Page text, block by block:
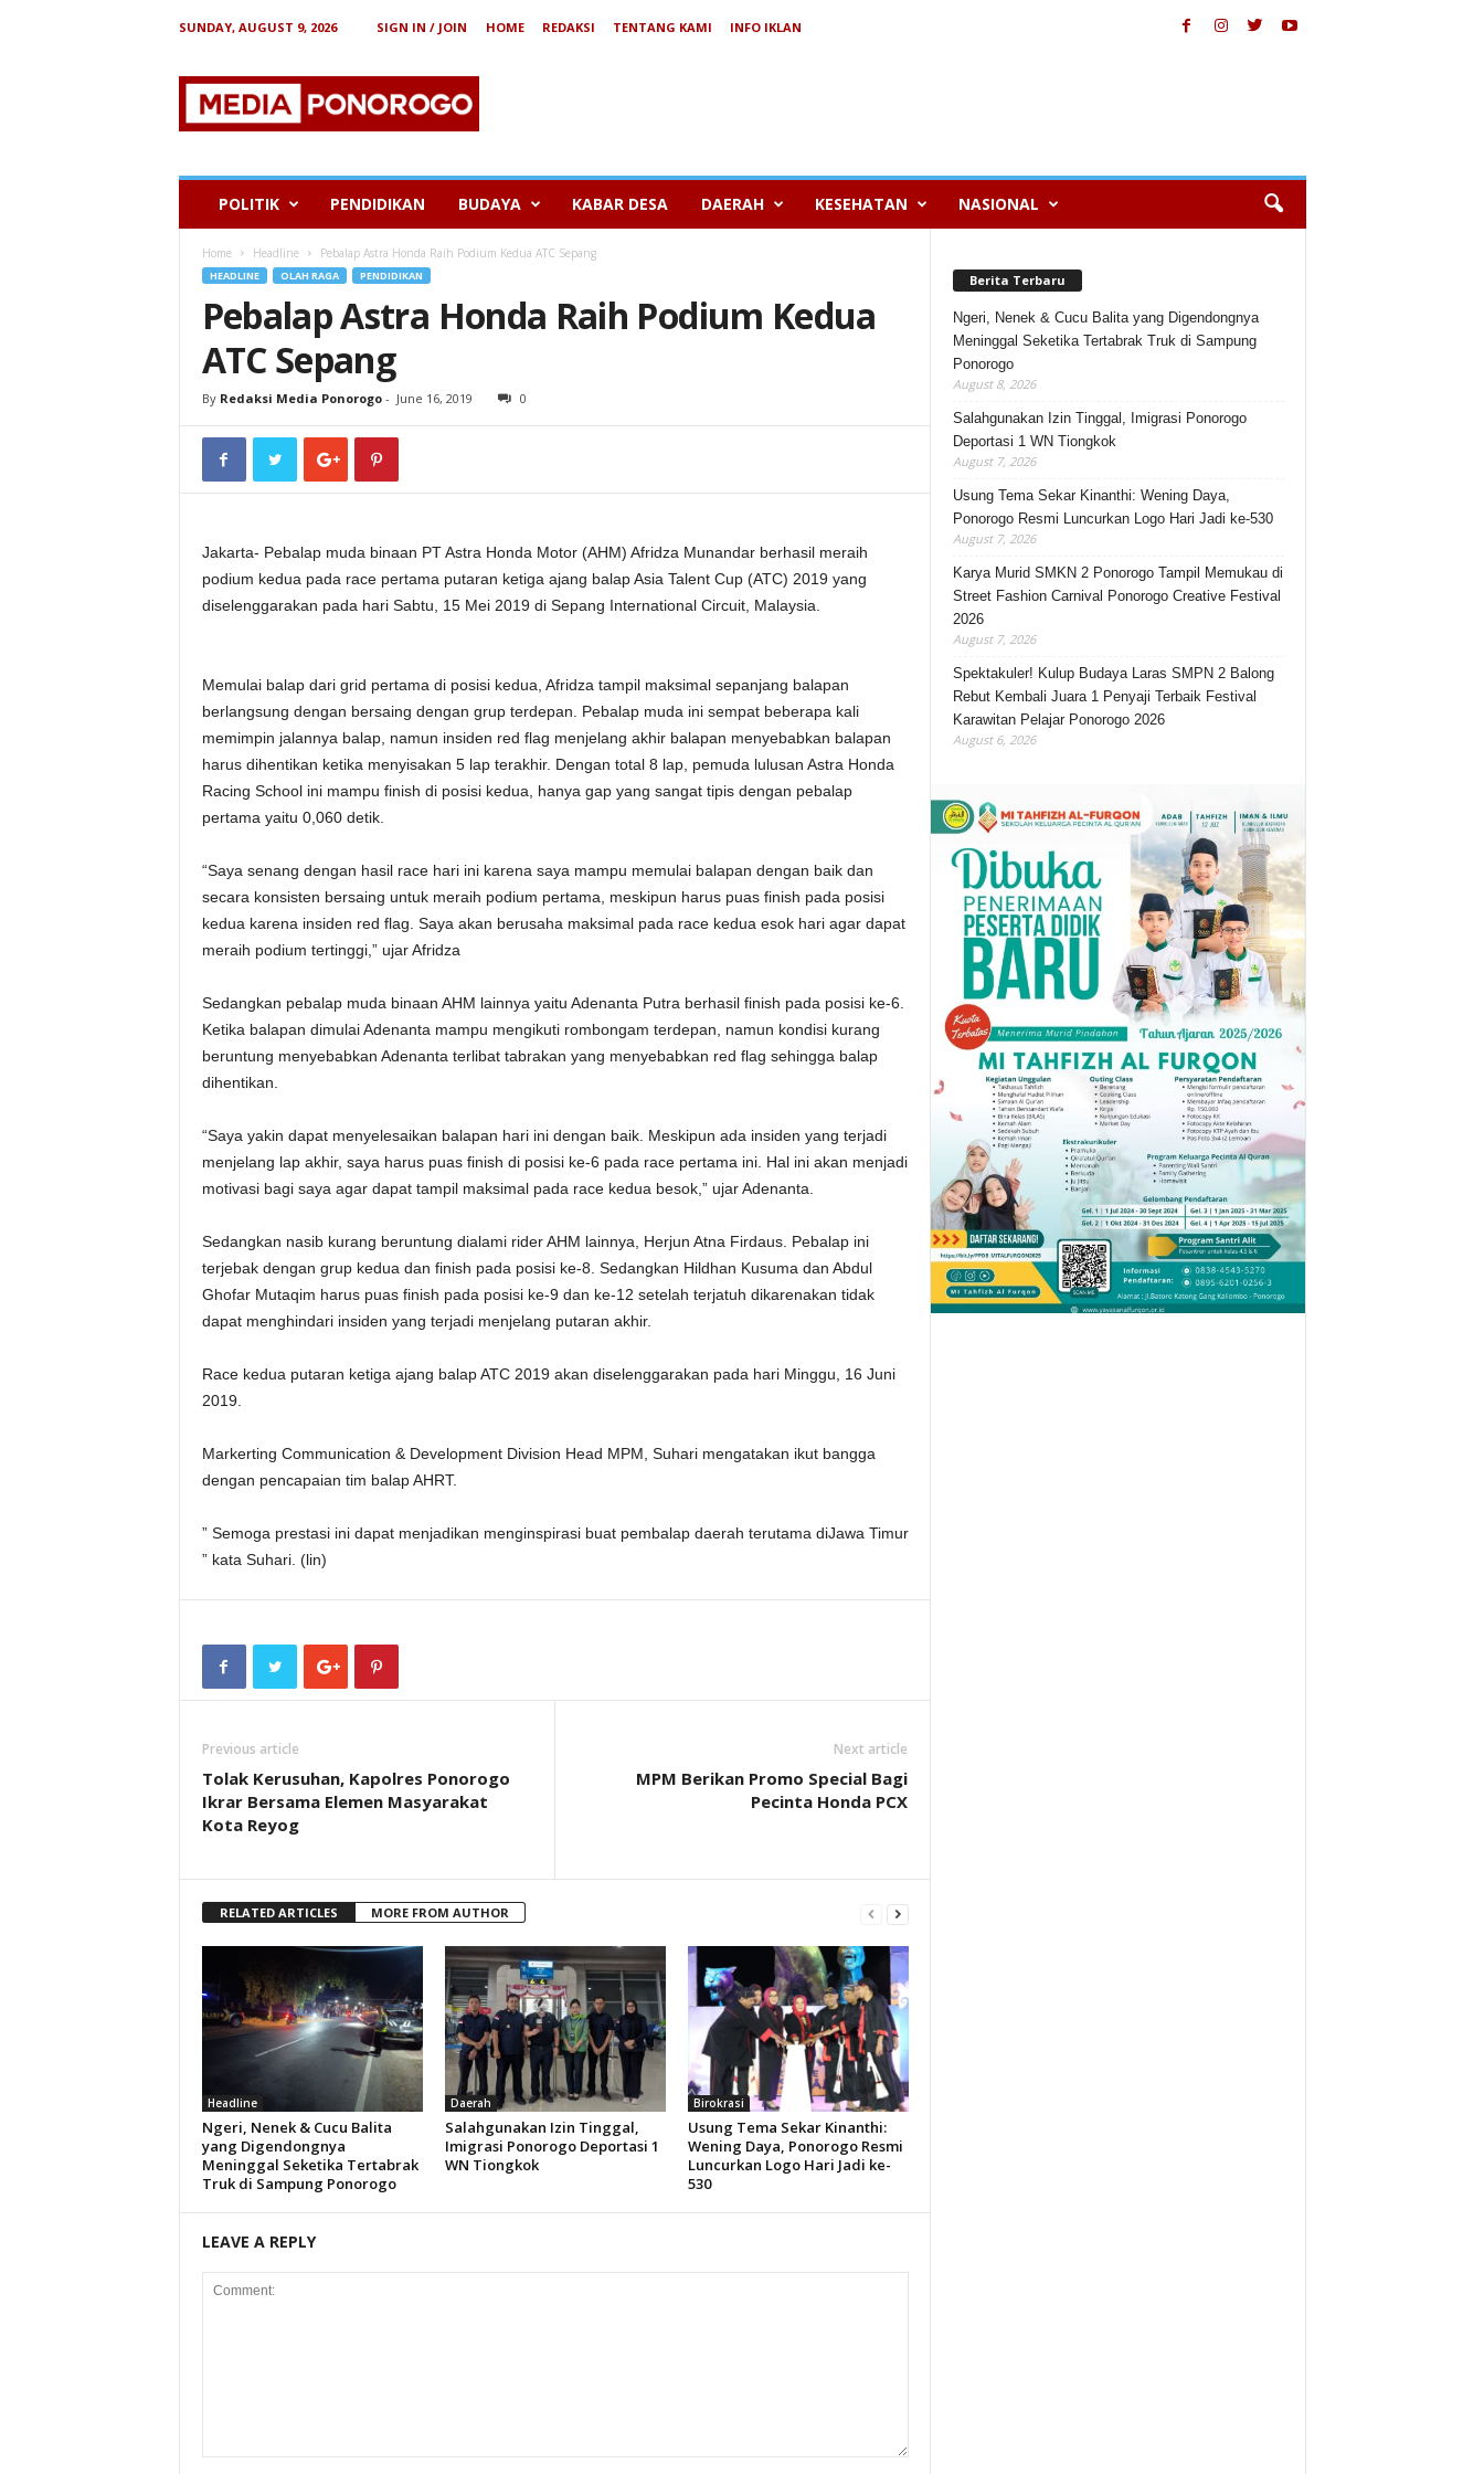
SUNDAY, AUGUST 9, 2026 SIGN IN / JOIN HOME REDAKSI TENTANG KAMI
INFO IKLAN
e
POLITIK PENDIDIKAN BUDAYA KABAR DESA DAERAH KESEHATAN NASIONAL
Home Headline Pebalap Astra Honda Raih Podium Kedua ATC Sepang
HEADLINE OLAH RAGA PENDIDIKAN
Pebalap Astra Honda Raih Podium Kedua
ATC Sepang
By Redaksi Media Ponorogo- June 16, 2019 0
Jakarta- Pebalap muda binaan PT Astra Honda Motor (AHM) Afridza Munandar berhasil meraih
podium kedua pada race pertama putaran ketiga ajang balap Asia Talent Cup (ATC) 2019 yang
diselenggarakan pada hari Sabtu, 15 Mei 2019 di Sepang International Circuit, Malaysia.
Memulai balap dari grid pertama di posisi kedua, Afridza tampil maksimal sepanjang balapan
berlangsung dengan bersaing dengan grup terdepan. Pebalap muda ini sempat beberapa kali
memimpin jalannya balap, namun insiden red flag menjelang akhir balapan menyebabkan balapan
harus dihentikan ketika menyisakan 5 lap terakhir. Dengan total 8 lap, pemuda lulusan Astra Honda
Racing School ini mampu finish di posisi kedua, hanya gap yang sangat tipis dengan pebalap
pertama yaitu 0,060 detik.
“Saya senang dengan hasil race hari ini karena saya mampu memulai balapan dengan baik dan
secara konsisten bersaing untuk meraih podium pertama, meskipun harus puas finish pada posisi
kedua karena insiden red flag. Saya akan berusaha maksimal pada race kedua esok hari agar dapat
meraih podium tertinggi,” ujar Afridza
Sedangkan pebalap muda binaan AHM lainnya yaitu Adenanta Putra berhasil finish pada posisi ke-6.
Ketika balapan dimulai Adenanta mampu mengikuti rombongam terdepan, namun kondisi kurang
beruntung menyebabkan Adenanta terlibat tabrakan yang menyebabkan red flag sehingga balap
dihentikan.
“Saya yakin dapat menyelesaikan balapan hari ini dengan baik. Meskipun ada insiden yang terjadi
menjelang lap akhir, saya harus puas finish di posisi ke-6 pada race pertama ini. Hal ini akan menjadi
motivasi bagi saya agar dapat tampil maksimal pada race kedua besok,” ujar Adenanta.
Sedangkan nasib kurang beruntung dialami rider AHM lainnya, Herjun Atna Firdaus. Pebalap ini
terjebak dengan grup kedua dan finish pada posisi ke-8. Sedangkan Hildhan Kusuma dan Abdul
Ghofar Mutaqim harus puas finish pada posisi ke-9 dan ke-12 setelah terjatuh dikarenakan tidak
dapat menghindari insiden yang terjadi menjelang putaran akhir.
Race kedua putaran ketiga ajang balap ATC 2019 akan diselenggarakan pada hari Minggu, 16 Juni
2019.
Markerting Communication & Development Division Head MPM, Suhari mengatakan ikut bangga
dengan pencapaian tim balap AHRT.
” Semoga prestasi ini dapat menjadikan menginspirasi buat pembalap daerah terutama diJawa Timur
” kata Suhari. (lin)
Previous article
Tolak Kerusuhan, Kapolres Ponorogo
Ikrar Bersama Elemen Masyarakat
Kota Reyog
Next article
MPM Berikan Promo Special Bagi
Pecinta Honda PCX
RELATED ARTICLES MORE FROM AUTHOR
Headline
Ngeri, Nenek & Cucu Balita
yang Digendongnya
Meninggal Seketika Tertabrak
Truk di Sampung Ponorogo
Daerah
Salahgunakan Izin Tinggal,
Imigrasi Ponorogo Deportasi 1
WN Tiongkok
Birokrasi
Usung Tema Sekar Kinanthi:
Wening Daya, Ponorogo Resmi
Luncurkan Logo Hari Jadi ke-
530
LEAVE A REPLY
Berita Terbaru
Ngeri, Nenek & Cucu Balita yang Digendongnya
Meninggal Seketika Tertabrak Truk di Sampung
Ponorogo
August 8, 2026
Salahgunakan Izin Tinggal, Imigrasi Ponorogo
Deportasi 1 WN Tiongkok
August 7, 2026
Usung Tema Sekar Kinanthi: Wening Daya,
Ponorogo Resmi Luncurkan Logo Hari Jadi ke-530
August 7, 2026
Karya Murid SMKN 2 Ponorogo Tampil Memukau di
Street Fashion Carnival Ponorogo Creative Festival
2026
August 7, 2026
Spektakuler! Kulup Budaya Laras SMPN 2 Balong
Rebut Kembali Juara 1 Penyaji Terbaik Festival
Karawitan Pelajar Ponorogo 2026
August 6, 2026